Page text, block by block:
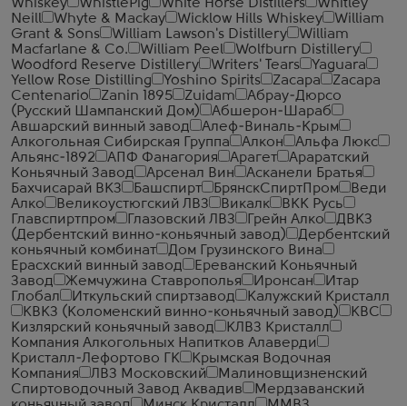
Whiskey WhistlePig White Horse Distillers
Whitley
Neill
Whyte & Mackay Wicklow Hills Whiskey
William
Grant & Sons
William Lawson's Distillery
William
Macfarlane & Co.
William Peel
Wolfburn Distillery
Woodford Reserve Distillery
Writers' Tears
Yaguara
Yellow Rose Distilling
Yoshino Spirits Zacapa
Zacapa
Centenario
Zanin 1895 Zuidam
Абрау-Дюрсо
(Русский Шампанский Дом)
Абшерон-Шараб
Авшарский винный завод
Алеф-Виналь-Крым
Алкогольная Сибирская Группа
Алкон
Альфа Люкс
Альянс-1892
АПФ Фанагория Арагет
Араратский
Коньячный Завод
Арсенал Вин
Асканели Братья
Бахчисарай ВКЗ
Башспирт БрянскСпиртПром
Веди
Алко
Великоустюгский ЛВЗ Викалк
ВКК Русь
Главспиртпром
Глазовский ЛВЗ Грейн Алко
ДВКЗ
(Дербентский винно-коньячный завод)
Дербентский
коньячный комбинат
Дом Грузинского Вина
Ерасхский винный завод
Ереванский Коньячный
Завод
Жемчужина Ставрополья Иронсан
Итар
Глобал
Иткульский спиртзавод
Калужский Кристалл
КВКЗ (Коломенский винно-коньячный завод)
КВС
Кизлярский коньячный завод
КЛВЗ Кристалл
Компания Алкогольных Напитков Алаверди
Кристалл-Лефортово ГК
Крымская Водочная
Компания
ЛВЗ Московский
Малиновщизненский
Спиртоводочный Завод Аквадив
Мердзаванский